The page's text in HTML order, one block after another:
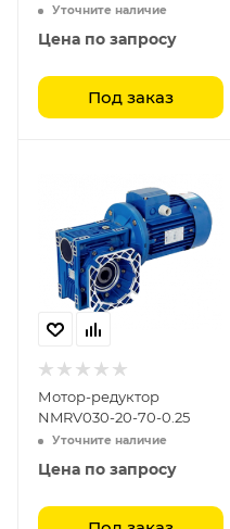
Уточните наличие
Цена по запросу
Под заказ
Мотор-редуктор
NMRV030-20-70-0.25
Уточните наличие
Цена по запросу